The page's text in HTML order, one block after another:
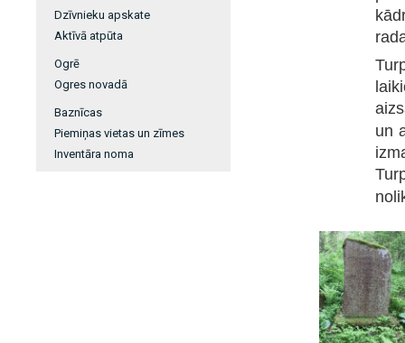
Dzīvnieku apskate
Aktīvā atpūta
Ogrē
Ogres novadā
Baznīcas
Piemiņas vietas un zīmes
Inventāra noma
un